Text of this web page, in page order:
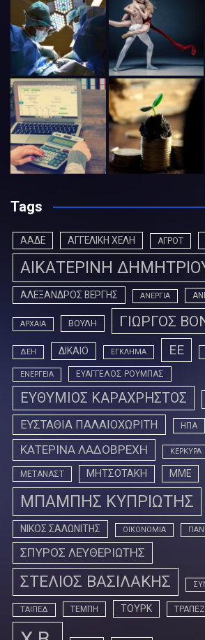
Tags
ΑΑΔΕ ΑΓΓΕΛΙΚΗ ΧΕΛΗ ΑΓΡΟΤ
ΑΙΚΑΤΕΡΙΝΗ
ΑΛΕΞΑΝΔΡΟΣ ΒΕΡΓΗΣ ΑΝΕΡΓΙΑ
ΑΡΧΑΙΑ ΒΟΥΛΗ ΓΙΩΡΓΟΣ
ΔΕΗ ΔΙΚΑΙΟ ΕΓΚΛΗΜΑ ΕΕ
ΕΝΕΡΓΕΙΑ ΕΥΑΓΓΕΛΟΣ ΡΟΥΜΠΑΣ
ΕΥΘΥΜΙΟΣ ΚΑΡΑΧΡΗΣΤΟΣ
ΕΥΣΤΑΘΙΑ ΠΑΛΑΙΟΧΩΡΙΤΗ ΗΠΑ
ΚΑΤΕΡΙΝΑ ΛΑΔΟΒΡΕΧΗ ΚΕΡΚΥΡΑ
ΜΕΤΑΝΑΣΤ ΜΗΤΣΟΤΑΚΗ ΜΜΕ
ΜΠΑΜΠΗΣ ΚΥΠΡΙΩΤΗΣ
ΝΙΚΟΣ ΣΑΛΩΝΙΤΗΣ ΟΙΚΟΝΟΜΙΑ
ΣΠΥΡΟΣ ΛΕΥΘΕΡΙΩΤΗΣ
ΣΤΕΛΙΟΣ ΒΑΣΙΛΑΚΗΣ
ΤΑΙΠΕΔ ΤΕΜΠΗ ΤΟΥΡΚ ΤΡΑΠΕΖ